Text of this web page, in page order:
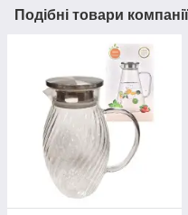
Подібні товари компанії